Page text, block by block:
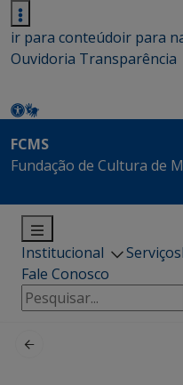
ir para conteúdoir para
Ouvidoria Transparência
FCMS
Fundação de Cultura de
Institucional Serviços
Fale Conosco
Pesquisar
por: